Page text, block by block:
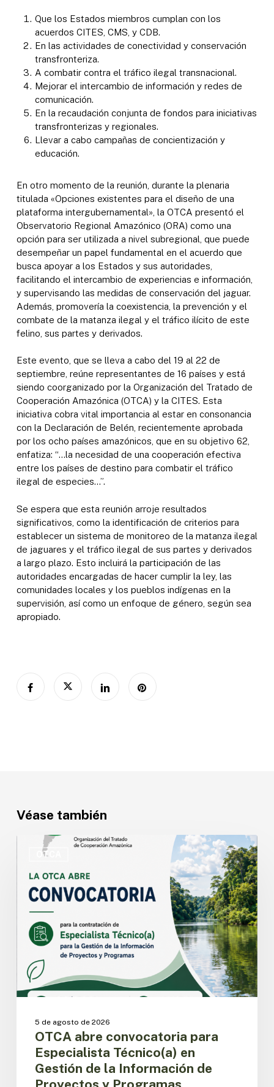
Que los Estados miembros cumplan con los
acuerdos CITES, CMS, y CDB.
En las actividades de conectividad y conservación
transfronteriza.
A combatir contra el tráfico ilegal transnacional.
Mejorar el intercambio de información y redes de
comunicación.
En la recaudación conjunta de fondos para iniciativas
transfronterizas y regionales.
Llevar a cabo campañas de concientización y
educación.
En otro momento de la reunión, durante la plenaria
titulada «Opciones existentes para el diseño de una
plataforma intergubernamental», la OTCA presentó el
Observatorio Regional Amazónico (ORA) como una
opción para ser utilizada a nivel subregional, que puede
desempeñar un papel fundamental en el acuerdo que
busca apoyar a los Estados y sus autoridades,
facilitando el intercambio de experiencias e información,
y supervisando las medidas de conservación del jaguar.
Además, promovería la coexistencia, la prevención y el
combate de la matanza ilegal y el tráfico ilícito de este
felino, sus partes y derivados.
Este evento, que se lleva a cabo del 19 al 22 de
septiembre, reúne representantes de 16 países y está
siendo coorganizado por la Organización del Tratado de
Cooperación Amazónica (OTCA) y la CITES. Esta
iniciativa cobra vital importancia al estar en consonancia
con la Declaración de Belén, recientemente aprobada
por los ocho países amazónicos, que en su objetivo 62,
enfatiza: “…la necesidad de una cooperación efectiva
entre los países de destino para combatir el tráfico
ilegal de especies…”.
Se espera que esta reunión arroje resultados
significativos, como la identificación de criterios para
establecer un sistema de monitoreo de la matanza ilegal
de jaguares y el tráfico ilegal de sus partes y derivados
a largo plazo. Esto incluirá la participación de las
autoridades encargadas de hacer cumplir la ley, las
comunidades locales y los pueblos indígenas en la
supervisión, así como un enfoque de género, según sea
apropiado.
Véase también
OTCA
para
Especialista
Gestión
Información
de
Programas
5 de agosto de 2026
OTCA abre convocatoria para
Especialista Técnico(a) en
Gestión de la Información de